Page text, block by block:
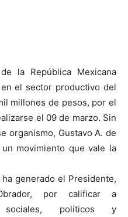
la República Mexicana
el sector productivo del
millones de pesos, por el
el 09 de marzo. Sin
organismo, Gustavo A. de
movimiento que vale la
generado el Presidente,
por calificar a
sociales, políticos y